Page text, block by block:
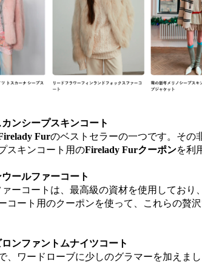
ンシープスキンコート
Furのベストセラーの一つです。その
スキンコート用のFirelady Furクーポンを利
ールファーコート
ーコートは、最高級の資材を使用しており
コート用のクーポンを使って、これらの贅
ンファントムナイツコート
、ワードローブに少しのグラマーを加えま